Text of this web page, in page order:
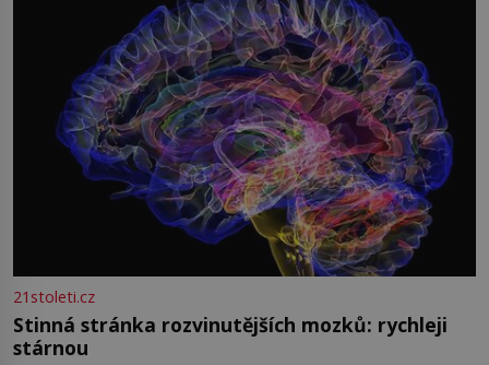
21stoleti.cz
Stinná stránka rozvinutějších mozků: rychleji
stárnou